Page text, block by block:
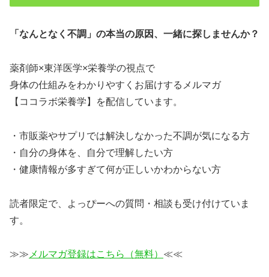
「なんとなく不調」の本当の原因、一緒に探しませんか？
薬剤師×東洋医学×栄養学の視点で
身体の仕組みをわかりやすくお届けするメルマガ
【ココラボ栄養学】を配信しています。
・市販薬やサプリでは解決しなかった不調が気になる方
・自分の身体を、自分で理解したい方
・健康情報が多すぎて何が正しいかわからない方
読者限定で、よっぴーへの質問・相談も受け付けていま
す。
≫≫メルマガ登録はこちら（無料） ≪≪